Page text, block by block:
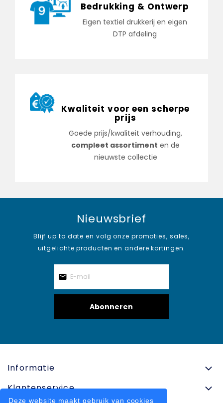
Deze website maakt gebruik van cookies
Bedrukking & Ontwerp
Eigen textiel drukkerij en eigen
DTP afdeling
Kwaliteit voor een scherpe
prijs
Goede prijs/kwaliteit verhouding,
compleet assortiment en de
nieuwste collectie
Nieuwsbrief
Blijf up to date en volg onze promoties, sales,
uitgelichte producten en andere kortingen.
Abonneren
Informatie
Klantenservice